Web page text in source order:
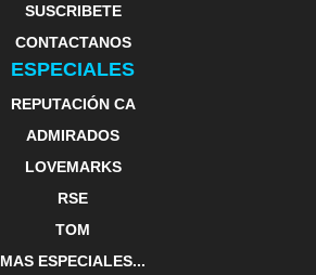
SUSCRIBETE
CONTACTANOS
ESPECIALES
REPUTACIÓN CA
ADMIRADOS
LOVEMARKS
RSE
TOM
MAS ESPECIALES...